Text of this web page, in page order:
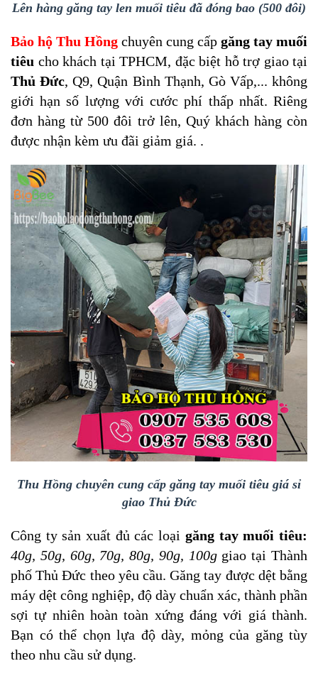
Lên hàng găng tay len muối tiêu đã đóng bao (500 đôi)
Bảo hộ Thu Hồng chuyên cung cấp găng tay muối
tiêu cho khách tại TPHCM, đặc biệt hỗ trợ giao tại
Thủ Đức, Q9, Quận Bình Thạnh, Gò Vấp,... không
giới hạn số lượng với cước phí thấp nhất. Riêng
đơn hàng từ 500 đôi trở lên, Quý khách hàng còn
được nhận kèm ưu đãi giảm giá. .
Thu Hồng chuyên cung cấp găng tay muối tiêu giá sỉ
giao Thủ Đức
Công ty sản xuất đủ các loại găng tay muối tiêu:
40g, 50g, 60g, 70g, 80g, 90g, 100g giao tại Thành
phố Thủ Đức theo yêu cầu. Găng tay được dệt bằng
máy dệt công nghiệp, độ dày chuẩn xác, thành phần
sợi tự nhiên hoàn toàn xứng đáng với giá thành.
Bạn có thể chọn lựa độ dày, mỏng của găng tùy
theo nhu cầu sử dụng.